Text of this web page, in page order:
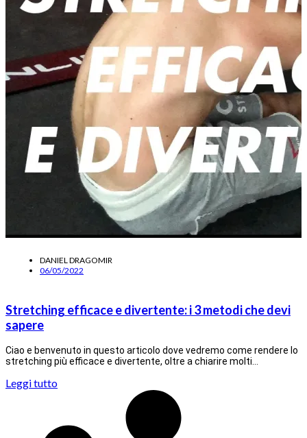
DANIEL DRAGOMIR
06/05/2022
Stretching efficace e divertente: i 3 metodi che devi
sapere
Ciao e benvenuto in questo articolo dove vedremo come rendere lo
stretching più efficace e divertente, oltre a chiarire molti…
Leggi tutto